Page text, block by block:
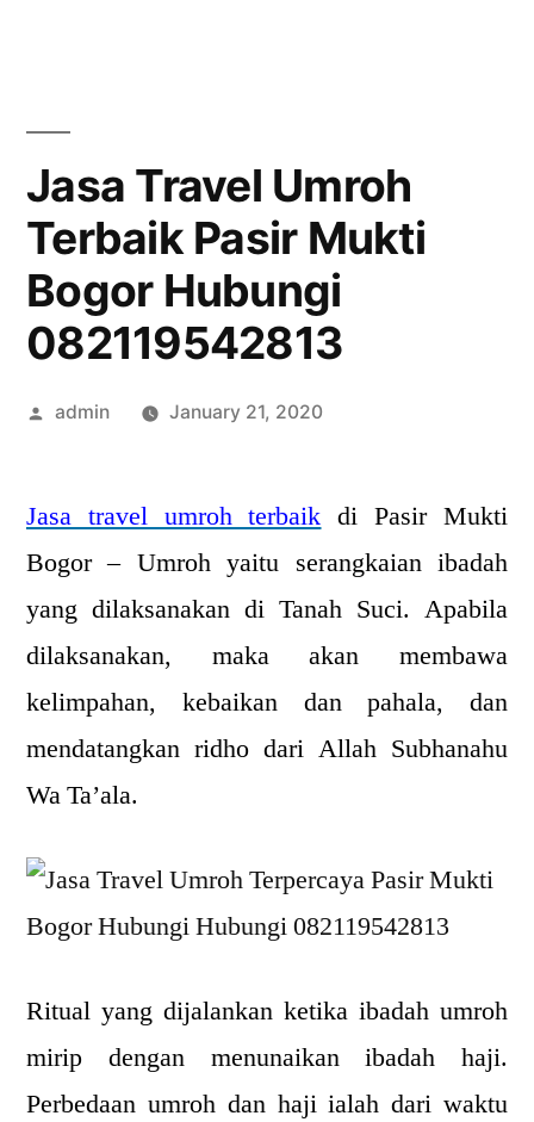
Jasa Travel Umroh
Terbaik Pasir Mukti
Bogor Hubungi
082119542813
Posted
admin January 21, 2020
Jasa travel umroh terbaik di Pasir Mukti
Bogor – Umroh yaitu serangkaian ibadah
yang dilaksanakan di Tanah Suci. Apabila
dilaksanakan, maka akan membawa
kelimpahan, kebaikan dan pahala, dan
mendatangkan ridho dari Allah Subhanahu
Wa Ta’ala.
Ritual yang dijalankan ketika ibadah umroh
mirip dengan menunaikan ibadah haji.
Perbedaan umroh dan haji ialah dari waktu